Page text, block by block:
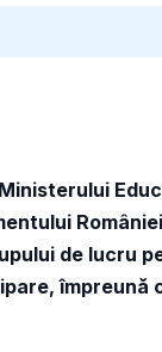
de lucru
împreună